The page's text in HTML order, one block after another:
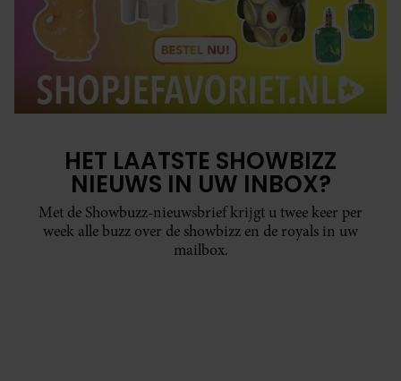
HET LAATSTE SHOWBIZZ
NIEUWS IN UW INBOX?
Met de Showbuzz-nieuwsbrief krijgt u twee keer per
week alle buzz over de showbizz en de royals in uw
mailbox.